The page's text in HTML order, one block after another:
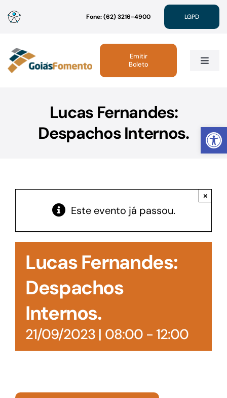
Abrir
para
conteúdo
Fone: (62) 3216-4900 LGPD
Toggle
Linhas de Crédito
Acesso à Informação
Emitir
Boleto
Lucas Fernandes:
Despachos Internos.
Este evento já passou.
×
Lucas Fernandes:
Despachos
Internos.
21/09/2023 | 08:00- 12:00